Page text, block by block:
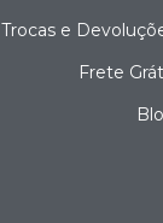
Trocas e
Frete